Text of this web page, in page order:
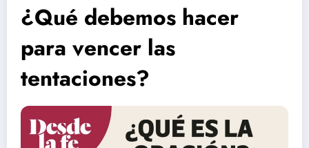
¿Qué debemos hacer
para vencer las
tentaciones?